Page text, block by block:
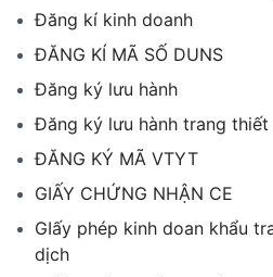
Đăng kí kinh doanh
ĐĂNG KÍ MÃ SỐ DUNS
Đăng ký lưu hành
Đăng ký lưu hành trang thiết
ĐĂNG KÝ MÃ VTYT
GIẤY CHỨNG NHẬN CE
GIấy phép kinh doan khẩu
dịch